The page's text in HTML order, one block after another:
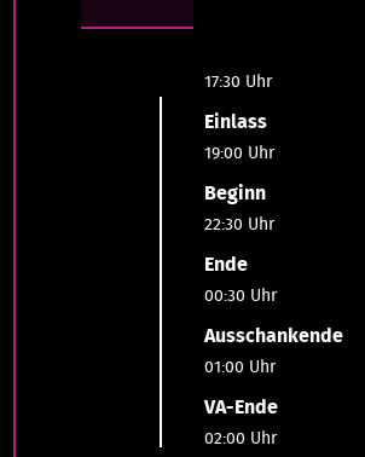
17:30 Uhr
Einlass
19:00 Uhr
Beginn
22:30 Uhr
Ende
00:30 Uhr
Ausschankende
01:00 Uhr
VA-Ende
02:00 Uhr